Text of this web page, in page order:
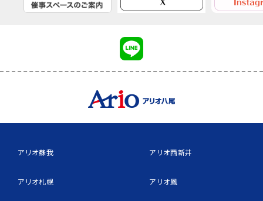
アリオ蘇我
アリオ札幌
アリオ西新井
アリオ鳳